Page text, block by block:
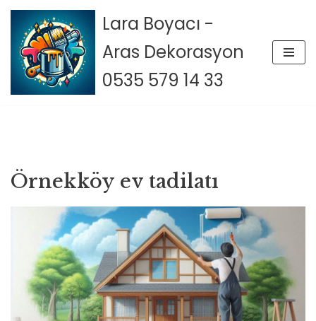
İçeriğe
geç
Lara Boyacı -
Aras Dekorasyon
0535 579 14 33
Örnekköy ev tadilatı